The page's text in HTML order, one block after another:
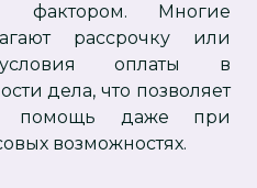
фактором. Многие
рассрочку или
оплаты в
дела, что позволяет
помощь даже при
возможностях.